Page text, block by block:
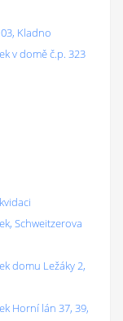
Kladno
v domě č.p. 323
Schweitzerova
domu Ležáky 2,
Horní lán 37, 39,